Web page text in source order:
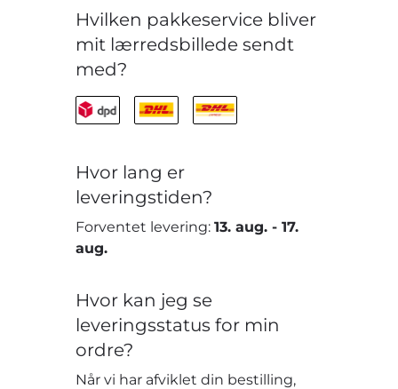
Hvilken pakkeservice bliver
mit lærredsbillede sendt
med?
Hvor lang er
leveringstiden?
Forventet levering:13. aug. -17.
aug.
Hvor kan jeg se
leveringsstatus for min
ordre?
Når vi har afviklet din bestilling,